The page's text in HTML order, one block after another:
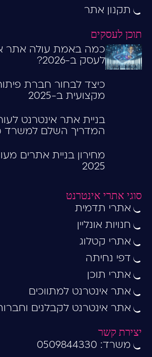
תקנון אתר
תוכן לעסקים
כמה באמת עולה אתר
לעסק ב-2026?
כיצד לבחור חברת
מקצועית ב-2025
בניית אתר אינטרנט
המדריך השלם למשרד
מחירון בניית אתרים
2025
סוגי אתרי אינטרנט
אתרי תדמית
חנויות אונליין
אתרי קטלוג
דפי נחיתה
אתרי תוכן
אתר אינטרנט למתווכים
אתר אינטרנט לקבלנים
יצירת קשר
משרד: 0509844330